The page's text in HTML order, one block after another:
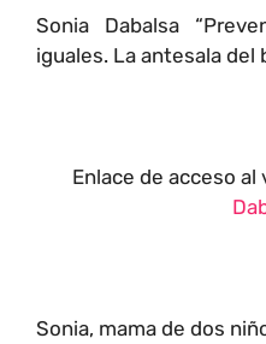
Sonia Dabalsa
iguales. La antesala del
Enlace de acceso al
Sonia, mama de dos